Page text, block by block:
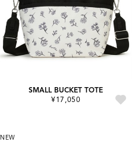
SMALL BUCKET TOTE
¥17,050
NEW